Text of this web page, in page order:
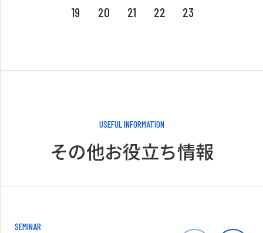
19
20 21 22 23
USEFUL INFORMATION
その他お役立ち情報
SEMINAR